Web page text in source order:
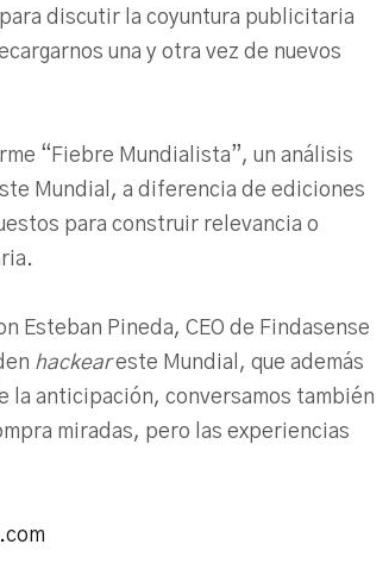
discutir la coyuntura publicitaria
una y otra vez de nuevos
“Fiebre Mundialista”, un análisis
Mundial, a diferencia de ediciones
para construir relevancia o
Esteban Pineda, CEO de Findasense
hackeareste Mundial, que además
la anticipación, conversamos también
miradas, pero las experiencias